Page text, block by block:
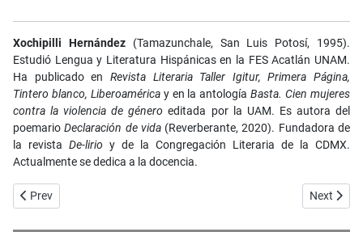
Xochipilli Hernández(Tamazunchale, San Luis Potosí, 1995).
Estudió Lengua y Literatura Hispánicas en la FES Acatlán UNAM.
Ha publicado en Revista Literaria Taller Igitur, Primera Página,
Tintero blanco, Liberoaméricay en la antologíaBasta. Cien mujeres
contra la violencia de género editada por la UAM. Es autora del
poemarioDeclaración de vida(Reverberante, 2020). Fundadora de
la revista De-lirio y de la Congregación Literaria de la CDMX.
Actualmente se dedica a la docencia.
Previous article: No. 102_Cuento - Lo que se opone al vacío -
Prev Next
Next